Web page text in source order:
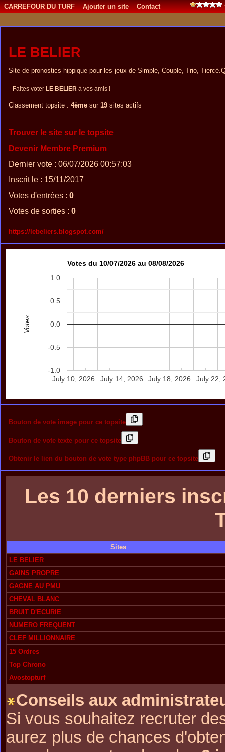
CARREFOUR DU TURF Ajouter un site Contact
LE BELIER
Site de pronostics hippique pour les jeux de Simple, Couple, Trio,
Faites voter LE BELIER à vos amis !
Classement topsite : 4ème sur 19 sites actifs
Trouver le site sur le topsite
Devenir Membre Premium
Dernier vote : 06/07/2026 00:57:03
Inscrit le : 15/11/2017
Votes d'entrées : 0
Votes de sorties : 0
https://lebeliers.blogspot.com/
Votes du 10/07/2026 au 08/08/2026
July 10, 2026 July 14, 2026 July 18, 2026 July 22,
-1.0
-0.5
0.0
0.5
1.0
Votes
Bouton de vote image pour ce topsite
Bouton de vote texte pour ce topsite
Obtenir le lien du bouton de vote type phpBB pour ce topsite
Les 10 derniers
Sites
LE BELIER
GAINS PROPRE
GAGNE AU PMU
CHEVAL BLANC
BRUIT D'ECURIE
NUMERO FREQUENT
CLEF MILLIONNAIRE
15 Ordres
Top Chrono
Avostopturf
Conseils aux
Si vous souhaitez recruter
aurez plus de chances